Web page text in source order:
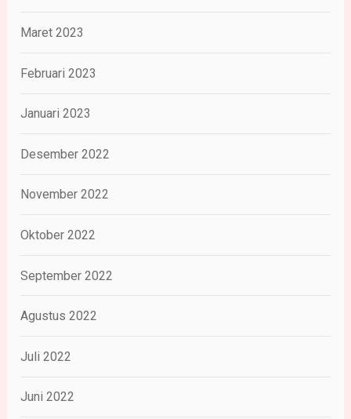
Maret 2023
Februari 2023
Januari 2023
Desember 2022
November 2022
Oktober 2022
September 2022
Agustus 2022
Juli 2022
Juni 2022